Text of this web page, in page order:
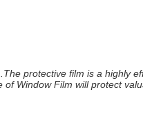
The protective film is a highly
of Window Film will protect